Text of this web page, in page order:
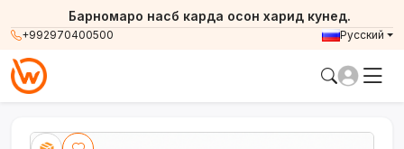
+992970400500
Барномаро насб карда осон харид кунед.
Русский